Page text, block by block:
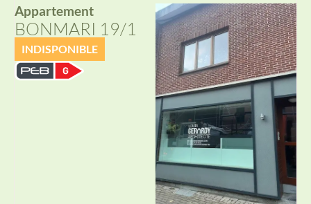
Appartement
BONMARI 19/1
INDISPONIBLE